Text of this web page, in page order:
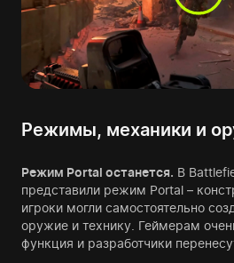
Режимы, механики и
Режим Portal останется. В
представили режим Portal –
игроки могли самостоятельно
оружие и технику. Геймерам
функция и разработчики